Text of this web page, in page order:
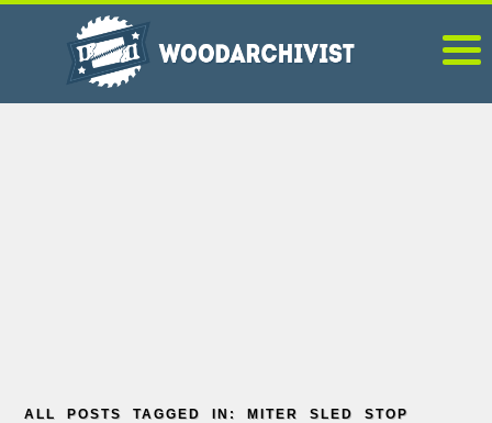
ALL POSTS TAGGED IN: MITER SLED STOP